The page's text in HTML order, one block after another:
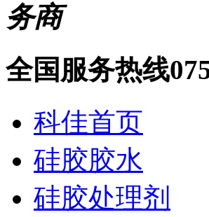
务商
全国服务热线
科佳首页
硅胶胶水
硅胶处理剂